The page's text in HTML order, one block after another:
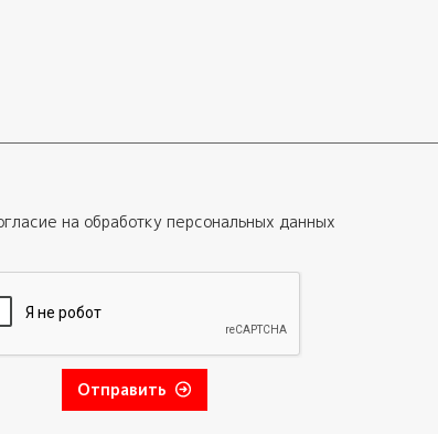
на обработку персональных данных
Отправить